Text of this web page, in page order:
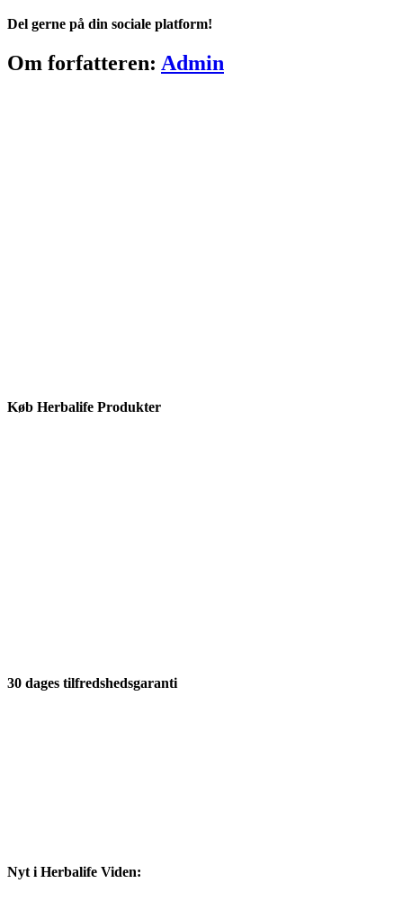
Del gerne på din sociale platform!
Facebook
LinkedIn
E-
mail
Om forfatteren: Admin
Køb Herbalife Produkter
30 dages tilfredshedsgaranti
Nyt i Herbalife Viden: